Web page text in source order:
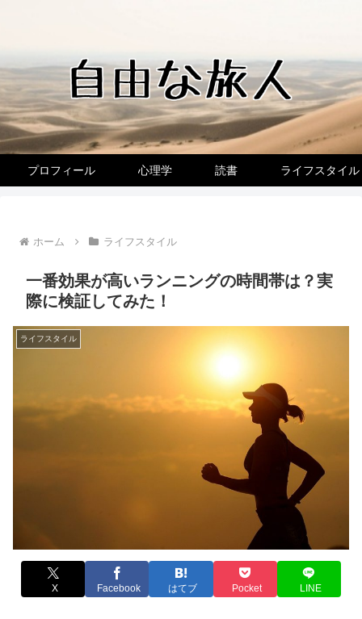
プロフィール 心理学 読書 ライフスタイル
ホーム ライフスタイル
一番効果が高いランニングの時間帯は？実
際に検証してみた！
ライフスタイル
X Facebook はてブ Pocket LINE